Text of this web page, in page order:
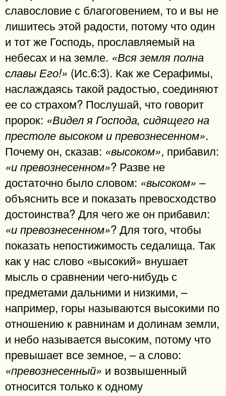
славословие с благоговением, то и вы не
лишитесь этой радости, потому что один
и тот же Господь, прославляемый на
небесах и на земле. «Вся земля полна
славы Его!» (Ис.6:3). Как же Серафимы,
наслаждаясь такой радостью, соединяют
ее со страхом? Послушай, что говорит
пророк: «Видел я Господа, сидящего на
престоле высоком и превознесенном».
Почему он, сказав: «высоком», прибавил:
«и превознесенном»? Разве не
достаточно было словом: «высоком» –
объяснить все и показать превосходство
достоинства? Для чего же он прибавил:
«и превознесенном»? Для того, чтобы
показать непостижимость седалища. Так
как у нас слово «высокий» внушает
мысль о сравнении чего-нибудь с
предметами дальними и низкими, –
например, горы называются высокими по
отношению к равнинам и долинам земли,
и небо называется высоким, потому что
превышает все земное, – а слово:
«превознесенный» и возвышенный
относится только к одному